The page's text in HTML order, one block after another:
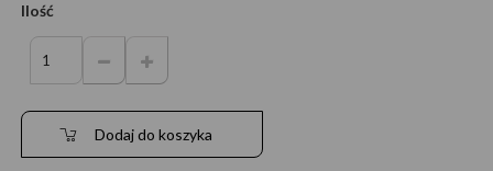
Ilość
Dodaj do koszyka